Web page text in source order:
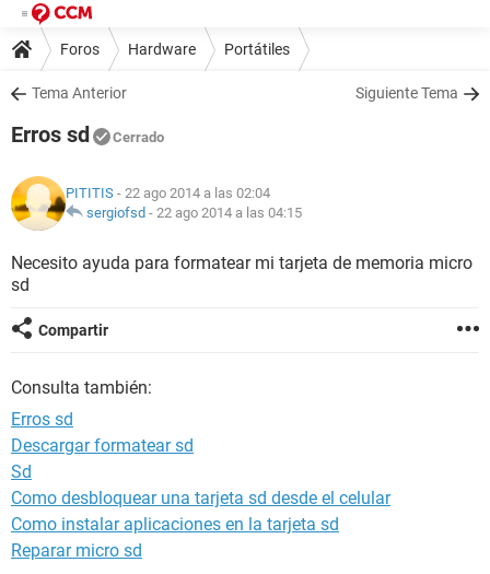
Foros Hardware Portátiles
Tema Anterior Siguiente Tema
Erros sd Cerrado
PITITIS - 22 ago 2014 a las 02:04
sergiofsd - 22 ago 2014 a las 04:15
Necesito ayuda para formatear mi tarjeta de memoria micro
sd
Compartir
Consulta también:
Erros sd
Descargar formatear sd
Sd
Como desbloquear una tarjeta sd desde el celular
Como instalar aplicaciones en la tarjeta sd
Reparar micro sd